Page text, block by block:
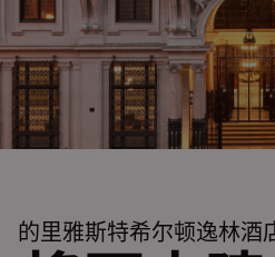
的里雅斯特希尔顿逸林酒